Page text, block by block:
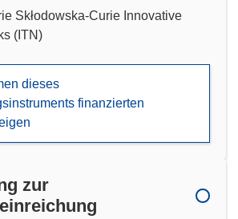
Skłodowska-Curie Innovative
(ITN)
dieses
finanzierten
zur